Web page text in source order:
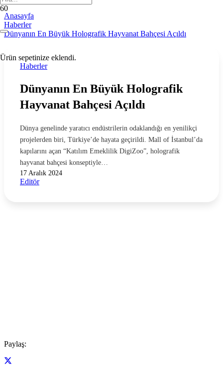
Ürün sepetinize eklendi.
Anasayfa
Haberler
Dünyanın En Büyük Holografik Hayvanat Bahçesi Açıldı
Haberler
Dünyanın En Büyük Holografik
Hayvanat Bahçesi Açıldı
Dünya genelinde yaratıcı endüstrilerin odaklandığı en yenilikçi
projelerden biri, Türkiye’de hayata geçirildi. Mall of İstanbul’da
kapılarını açan “Katılım Emeklilik DigiZoo”, holografik
hayvanat bahçesi konseptiyle…
17 Aralık 2024
Editör
Paylaş: